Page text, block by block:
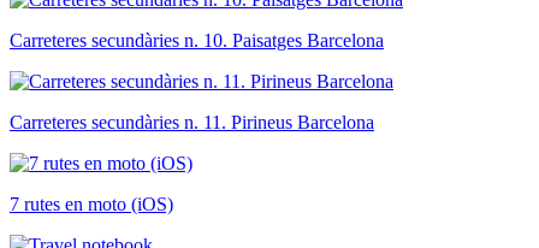
Carreteres secundàries n. 10. Paisatges Barcelona
Carreteres secundàries n. 11. Pirineus Barcelona
7 rutes en moto (iOS)